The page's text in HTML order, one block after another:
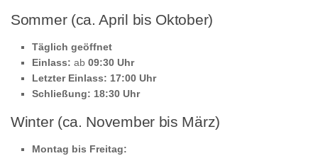
Sommer (ca. April bis Oktober)
Täglich geöffnet
Einlass: ab 09:30 Uhr
Letzter Einlass: 17:00 Uhr
Schließung: 18:30 Uhr
Winter (ca. November bis März)
Montag bis Freitag: